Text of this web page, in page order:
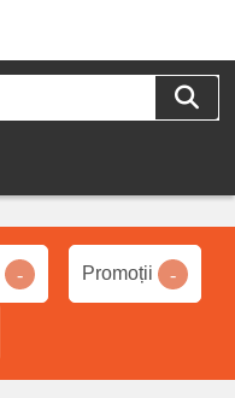
- Promoții -